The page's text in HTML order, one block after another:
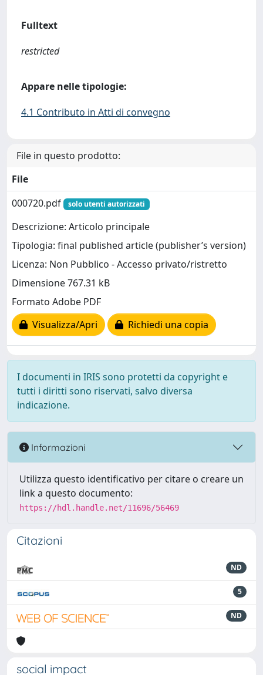
Fulltext
restricted
Appare nelle tipologie:
4.1 Contributo in Atti di convegno
File in questo prodotto:
File
000720.pdf
solo utenti autorizzati
Descrizione: Articolo principale
Tipologia: final published article (publisher’s version)
Licenza: Non Pubblico - Accesso privato/ristretto
Dimensione 767.31 kB
Formato Adobe PDF
Visualizza/Apri
Richiedi una copia
I documenti in IRIS sono protetti da copyright e
tutti i diritti sono riservati, salvo diversa
indicazione.
Informazioni
Utilizza questo identificativo per citare o creare un
link a questo documento:
https://hdl.handle.net/11696/56469
Citazioni
ND
5
ND
social impact